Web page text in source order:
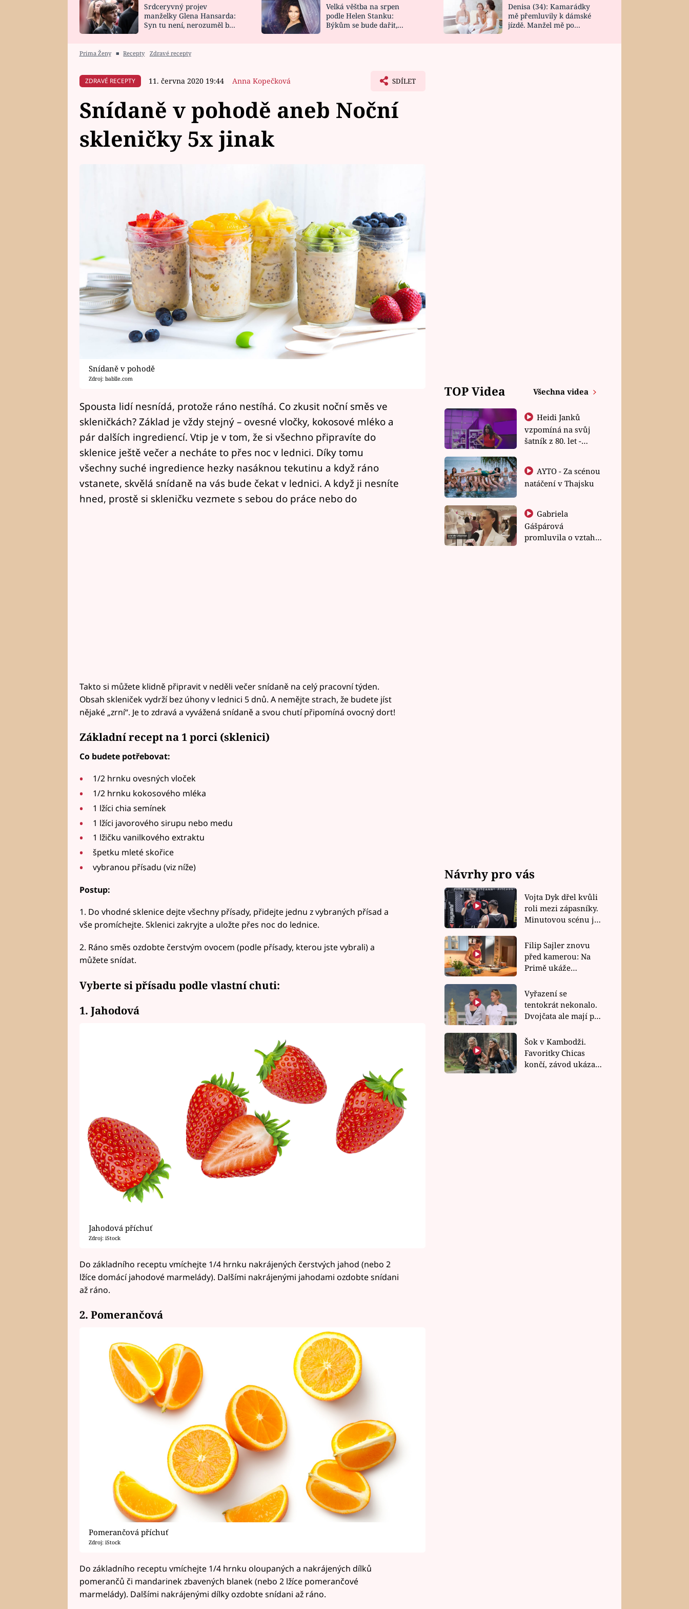
HOROSKOP NA
CELEBRITY
VAŘENÍ
NOVINKY
VIDEORECEPTY
DESIGN
Srdceryvný projev
manželky Glena Hansarda:
Syn tu není, nerozuměl by
Velká věštba na srpen
podle Helen Stanku:
Býkům se bude dařit,
Denisa (34): Kamarádky
mě přemluvily k dámské
jízdě. Manžel mě po
Prima Ženy ■ Recepty Zdravé recepty
ZDRAVÉ RECEPTY 11. června 2020 19:44 Anna Kopečková SDÍLET
Snídaně v pohodě aneb Noční
skleničky 5x jinak
Snídaně v pohodě
Zdroj: bablle.com
Spousta lidí nesnídá, protože ráno nestíhá. Co zkusit noční směs ve
skleničkách? Základ je vždy stejný – ovesné vločky, kokosové mléko a
pár dalších ingrediencí. Vtip je v tom, že si všechno připravíte do
sklenice ještě večer a necháte to přes noc v lednici. Díky tomu
všechny suché ingredience hezky nasáknou tekutinu a když ráno
vstanete, skvělá snídaně na vás bude čekat v lednici. A když ji nesníte
hned, prostě si skleničku vezmete s sebou do práce nebo do
Takto si můžete klidně připravit v neděli večer snídaně na celý pracovní týden.
Obsah skleniček vydrží bez úhony v lednici 5 dnů. A nemějte strach, že budete jíst
nějaké „zrní“. Je to zdravá a vyvážená snídaně a svou chutí připomíná ovocný dort!
Základní recept na 1 porci (sklenici)
Co budete potřebovat:
1/2 hrnku ovesných vloček
1/2 hrnku kokosového mléka
1 lžíci chia semínek
1 lžíci javorového sirupu nebo medu
1 lžičku vanilkového extraktu
špetku mleté skořice
vybranou přísadu (viz níže)
Postup:
1. Do vhodné sklenice dejte všechny přísady, přidejte jednu z vybraných přísad a
vše promíchejte. Sklenici zakryjte a uložte přes noc do lednice.
2. Ráno směs ozdobte čerstvým ovocem (podle přísady, kterou jste vybrali) a
můžete snídat.
Vyberte si přísadu podle vlastní chuti:
1. Jahodová
Jahodová příchuť
Zdroj: iStock
Do základního receptu vmíchejte 1/4 hrnku nakrájených čerstvých jahod (nebo 2
lžíce domácí jahodové marmelády). Dalšími nakrájenými jahodami ozdobte snídani
až ráno.
2. Pomerančová
Pomerančová příchuť
Zdroj: iStock
Do základního receptu vmíchejte 1/4 hrnku oloupaných a nakrájených dílků
pomerančů či mandarinek zbavených blanek (nebo 2 lžíce pomerančové
marmelády). Dalšími nakrájenými dílky ozdobte snídani až ráno.
TOP Videa Všechna videa
Heidi Janků
vzpomíná na svůj
šatník z 80. let -
natáčení v Thajsku
Gabriela
Gášpárová
promluvila o vztahu
Návrhy pro vás
Vojta Dyk dřel kvůli
roli mezi zápasníky.
Minutovou scénu jel
Filip Sajler znovu
před kamerou: Na
Primě ukáže
rychlé recepty
Vyřazení se
tentokrát nekonalo.
Dvojčata ale mají po
závodu nůž na krku
Šok v Kambodži.
Favoritky Chicas
končí, závod ukázal